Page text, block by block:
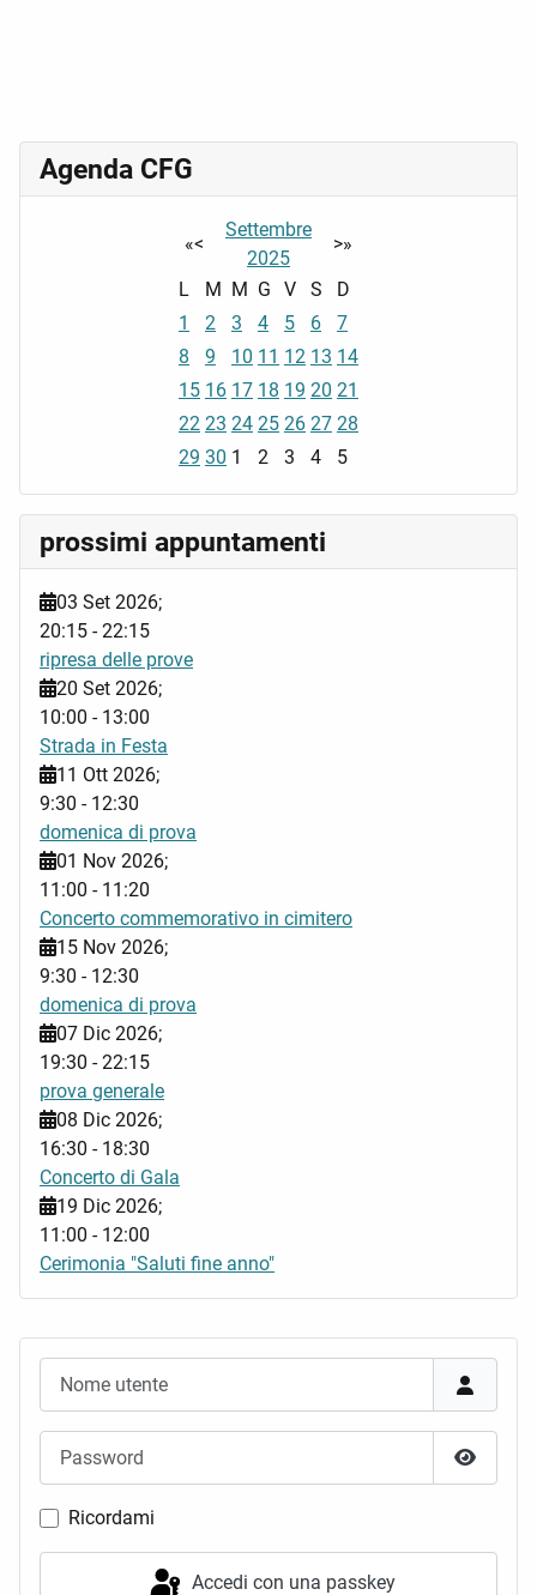
Mostra
Ricordami
Accedi con una passkey
Agenda CFG
«<
Settembre
2025
>»
L
M M G V S
D
1
2 3 4 5 6
7
8
9 10 11 12 13 14
15 16 17 18 19 20 21
22 23 24 25 26 27 28
29 30 1 2 3 4 5
prossimi appuntamenti
03 Set 2026;
20:15 -22:15
ripresa delle prove
20 Set 2026;
10:00 - 13:00
Strada in Festa
11 Ott 2026;
9:30 - 12:30
domenica di prova
01 Nov 2026;
11:00 - 11:20
Concerto commemorativo in cimitero
15 Nov 2026;
9:30 - 12:30
domenica di prova
07 Dic 2026;
19:30 -22:15
prova generale
08 Dic 2026;
16:30 - 18:30
Concerto di Gala
19 Dic 2026;
11:00 - 12:00
Cerimonia "Saluti fine anno"